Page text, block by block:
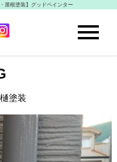
屋根塗装】グッドペインター
塗装